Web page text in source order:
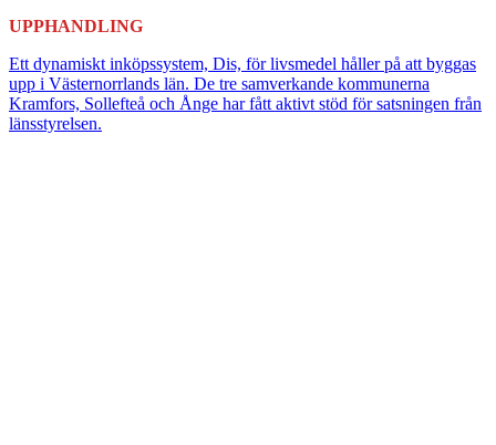
UPPHANDLING
Ett dynamiskt inköpssystem, Dis, för livsmedel håller på att byggas
upp i Västernorrlands län. De tre samverkande kommunerna
Kramfors, Sollefteå och Ånge har fått aktivt stöd för satsningen från
länsstyrelsen.